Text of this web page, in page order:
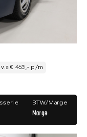
v.a € 463,- p/m
BTW/Marge
Marge